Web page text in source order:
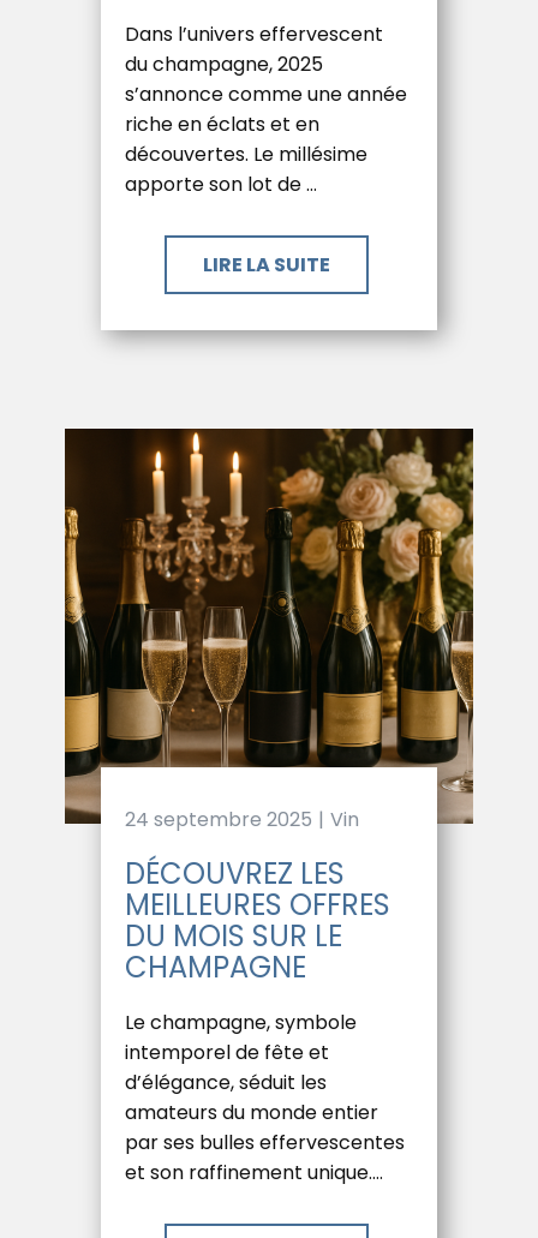
Dans l’univers effervescent
du champagne, 2025
s’annonce comme une année
riche en éclats et en
découvertes. Le millésime
apporte son lot de …
LIRE LA SUITE
24 septembre 2025 Vin
DÉCOUVREZ LES
MEILLEURES OFFRES
DU MOIS SUR LE
CHAMPAGNE
Le champagne, symbole
intemporel de fête et
d’élégance, séduit les
amateurs du monde entier
par ses bulles effervescentes
et son raffinement unique.…